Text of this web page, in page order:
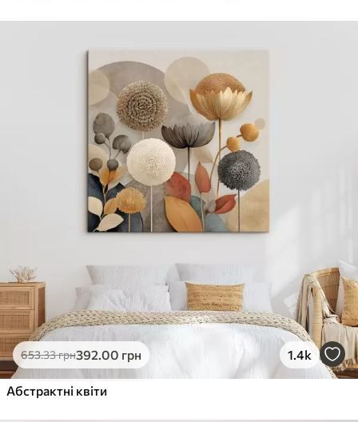
653.33грн392.00 грн 1.4k
Абстрактні квіти